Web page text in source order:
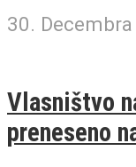
30.
Vlasništvo
preneseno